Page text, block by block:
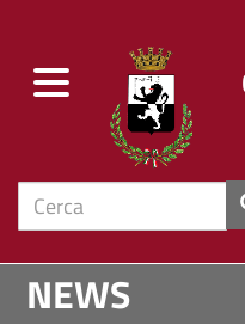
SaltaNEWS
Toggle
navigation